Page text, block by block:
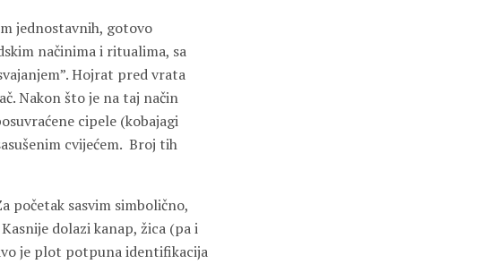
jednostavnih, gotovo
načinima i ritualima, sa
Hojrat pred vrata
Nakon što je na taj način
cipele (kobajagi
cvijećem. Broj tih
početak sasvim simbolično,
dolazi kanap, žica (pa i
je plot potpuna identifikacija